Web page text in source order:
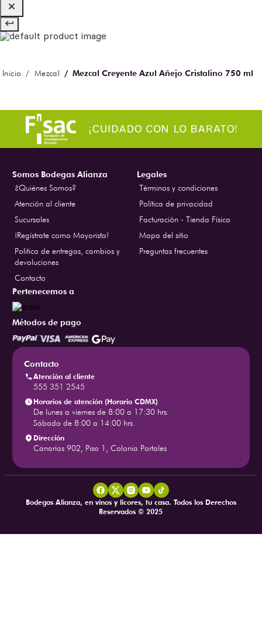
Mezcal Mezcal Creyente Azul Añejo Cristalino 750 ml
Somos Bodegas Alianza
¿Quiénes Somos?
Atención al cliente
Sucursales
¡Regístrate como Mayorista!
Politica de entregas, cambios y
devoluciones
Contacto
Legales
Términos y condiciones
Política de privacidad
Facturación - Tienda Física
Mapa del sitio
Preguntas frecuentes
Pertenecemos a
Métodos de pago
Contacto
Atención al cliente
555 351 2545
Horarios de atención (Horario CDMX)
De lunes a viernes de 8:00 a 17:30 hrs.
Sábado de 8:00 a 14:00 hrs.
Dirección
Canarias 902, Piso 1, Colonia Portales
Bodegas Alianza, en vinos y licores, tu casa. Todos los Derechos
Reservados © 2025